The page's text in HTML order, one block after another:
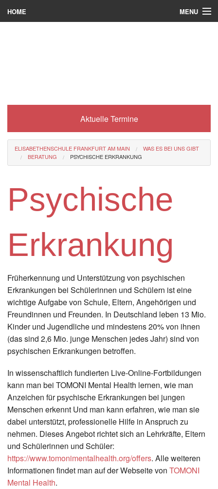
HOME MENU
Eli-Portal
MINT-Angebot
Förderverein
Aktuelle Termine
ELISABETHENSCHULE FRANKFURT AM MAIN
WAS ES BEI UNS GIBT
BERATUNG
PSYCHISCHE ERKRANKUNG
Psychische
Erkrankung
Früherkennung und Unterstützung von psychischen
Erkrankungen bei Schülerinnen und Schülern ist eine
wichtige Aufgabe von Schule, Eltern, Angehörigen und
Freundinnen und Freunden. In Deutschland leben 13 Mio.
Kinder und Jugendliche und mindestens 20% von ihnen
(das sind 2,6 Mio. junge Menschen jedes Jahr) sind von
psychischen Erkrankungen betroffen.
In wissenschaftlich fundierten Live-Online-Fortbildungen
kann man bei TOMONI Mental Health lernen, wie man
Anzeichen für psychische Erkrankungen bei jungen
Menschen erkennt Und man kann erfahren, wie man sie
dabei unterstützt, professionelle Hilfe in Anspruch zu
nehmen. Dieses Angebot richtet sich an Lehrkräfte, Eltern
und Schülerinnen und Schüler:
https://www.tomonimentalhealth.org/offers. Alle weiteren
Informationen findet man auf der Webseite von TOMONI
Mental Health.